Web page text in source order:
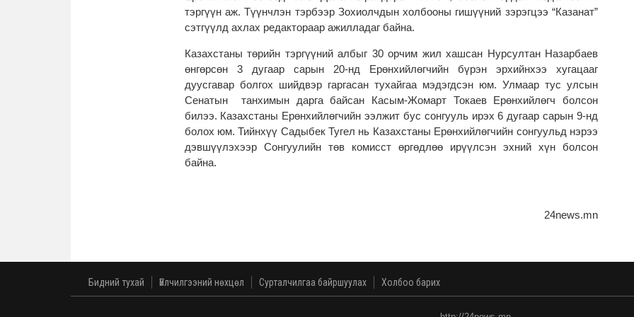
тэргүүн аж. Түүнчлэн тэрбээр Зохиолчдын холбооны гишүүний зэрэгцээ “Казанат”
сэтгүүлд ахлах редактораар ажилладаг байна.
Казахстаны төрийн тэргүүний албыг 30 орчим жил хашсан Нурсултан Назарбаев
өнгөрсөн 3 дугаар сарын 20-нд Ерөнхийлөгчийн бүрэн эрхийнхээ хугацааг
дуусгавар болгох шийдвэр гаргасан тухайгаа мэдэгдсэн юм. Улмаар тус улсын
Сенатын танхимын дарга байсан Касым-Жомарт Токаев Ерөнхийлөгч болсон
билээ. Казахстаны Ерөнхийлөгчийн ээлжит бус сонгууль ирэх 6 дугаар сарын 9-нд
болох юм. Тийнхүү Садыбек Тугел нь Казахстаны Ерөнхийлөгчийн сонгуульд нэрээ
дэвшүүлэхээр Сонгуулийн төв комисст өргөдлөө ирүүлсэн эхний хүн болсон
байна.
24news.mn
Бидний тухай Үйлчилгээний нөхцөл Сурталчилгаа байршуулах Холбоо барих